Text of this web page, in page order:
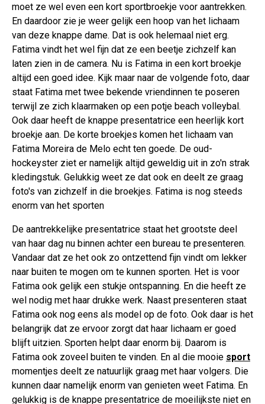
moet ze wel even een kort sportbroekje voor aantrekken.
En daardoor zie je weer gelijk een hoop van het lichaam
van deze knappe dame. Dat is ook helemaal niet erg.
Fatima vindt het wel fijn dat ze een beetje zichzelf kan
laten zien in de camera. Nu is Fatima in een kort broekje
altijd een goed idee. Kijk maar naar de volgende foto, daar
staat Fatima met twee bekende vriendinnen te poseren
terwijl ze zich klaarmaken op een potje beach volleybal.
Ook daar heeft de knappe presentatrice een heerlijk kort
broekje aan. De korte broekjes komen het lichaam van
Fatima Moreira de Melo echt ten goede. De oud-
hockeyster ziet er namelijk altijd geweldig uit in zo'n strak
kledingstuk. Gelukkig weet ze dat ook en deelt ze graag
foto's van zichzelf in die broekjes. Fatima is nog steeds
enorm van het sporten
De aantrekkelijke presentatrice staat het grootste deel
van haar dag nu binnen achter een bureau te presenteren.
Vandaar dat ze het ook zo ontzettend fijn vindt om lekker
naar buiten te mogen om te kunnen sporten. Het is voor
Fatima ook gelijk een stukje ontspanning. En die heeft ze
wel nodig met haar drukke werk. Naast presenteren staat
Fatima ook nog eens als model op de foto. Ook daar is het
belangrijk dat ze ervoor zorgt dat haar lichaam er goed
blijft uitzien. Sporten helpt daar enorm bij. Daarom is
Fatima ook zoveel buiten te vinden. En al die mooie sport
momentjes deelt ze natuurlijk graag met haar volgers. Die
kunnen daar namelijk enorm van genieten weet Fatima. En
gelukkig is de knappe presentatrice de moeilijkste niet en